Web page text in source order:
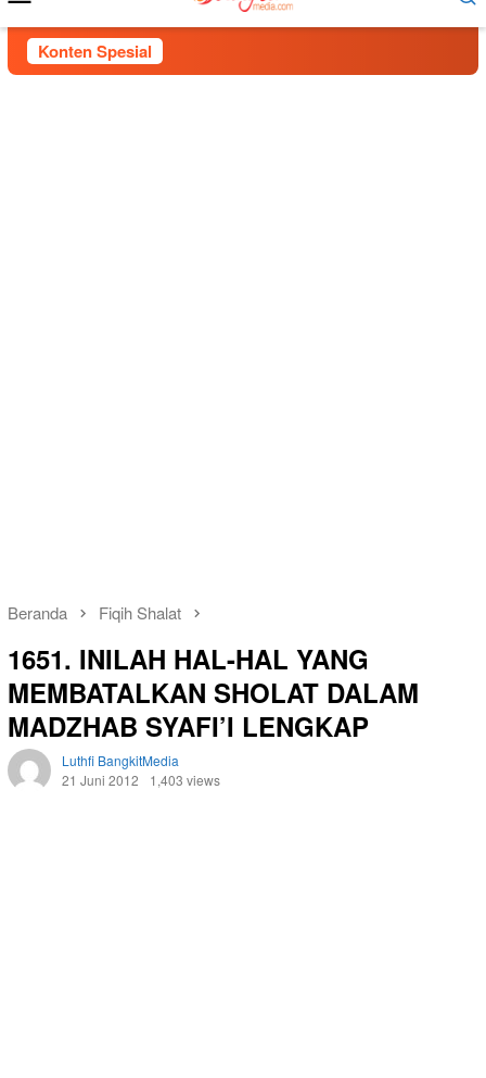
Mobile
Konten Spesial
Beranda Fiqih Shalat
1651. INILAH HAL-HAL YANG
MEMBATALKAN SHOLAT DALAM
MADZHAB SYAFI’I LENGKAP
Luthfi BangkitMedia
21 Juni 2012
1,403 views